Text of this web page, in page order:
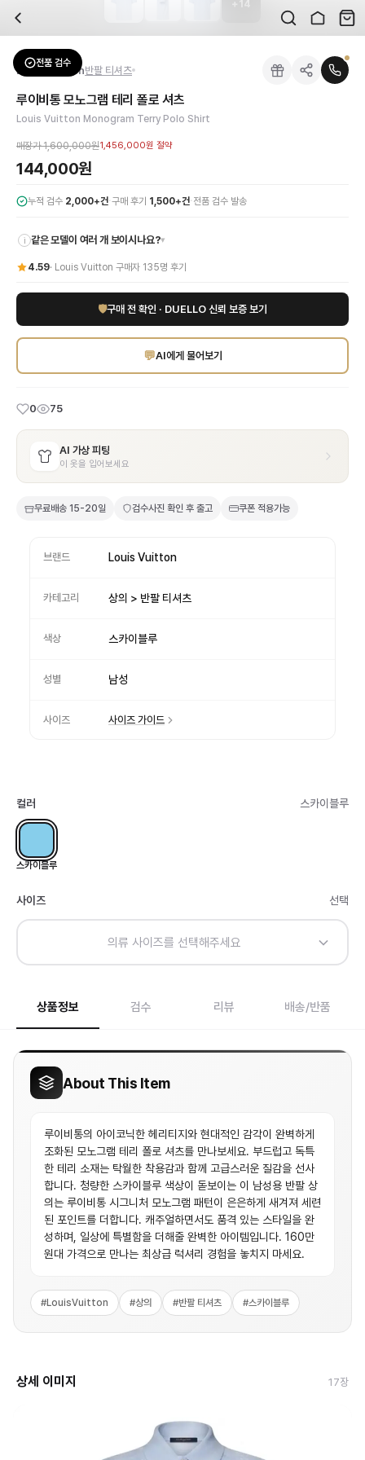
배송은 얼마나 걸리나요?
검수는 어떻게 진행되나요? 검수 사진을 받을 수 있나요?
전문 스태프가 실물 상품을 직접 확인한 후 검수 사진을 제공합니다. 가죽 재질,
교환이나 반품이 가능한가요?
수령 후 7일 이내 신청하시면 상품 하자, 사이즈 불일치, 고객 변심 모두 교환·반
쿠폰과 적립금을 함께 사용할 수 있나요?
네, 쿠폰과 적립금을 결제 시 함께 사용하실 수 있습니다. 적립금은 1,000원 이상
사이즈는 어떻게 선택하나요?
상품 상세의 사이즈 정보를 참고해 선택하시고, 사이즈 선택이 어려우시면 카카오
브랜드:
성별:남성
색상:스카이블루
가격:144,000원
루이비통의 아이코닉한 헤리티지와 현대적인 감각이 완벽하게 조화된 모노그램
루이비통 모노그램 테리 폴로 셔츠
14
전품 검수
Louis Vuitton반팔 티셔츠
루이비통 모노그램 테리 폴로 셔츠
Louis Vuitton Monogram Terry Polo Shirt
매장가1,600,000원1,456,000원 절약
144,000원
누적 검수 2,000+건·구매 후기 1,500+건· 전품 검수 발송
i 같은 모델이 여러 개 보이시나요?▾
4.59· Louis Vuitton 구매자 135명 후기
🛡구매 전 확인 · DUELLO 신뢰 보증 보기
💬AI에게 물어보기
0 75
AI 가상 피팅
이 옷을 입어보세요
무료배송 15-20일 검수사진 확인 후 출고 쿠폰 적용가능
브랜드 Louis Vuitton
카테고리 상의 > 반팔 티셔츠
색상 스카이블루
성별 남성
사이즈 사이즈 가이드
컬러 스카이블루
스카이블루
사이즈 선택
의류 사이즈를 선택해주세요
상품정보 검수 리뷰 배송/반품
About This Item
루이비통의 아이코닉한 헤리티지와 현대적인 감각이 완벽하게
조화된 모노그램 테리 폴로 셔츠를 만나보세요. 부드럽고 독특
한 테리 소재는 탁월한 착용감과 함께 고급스러운 질감을 선사
합니다. 청량한 스카이블루 색상이 돋보이는 이 남성용 반팔 상
의는 루이비통 시그니처 모노그램 패턴이 은은하게 새겨져 세련
된 포인트를 더합니다. 캐주얼하면서도 품격 있는 스타일을 완
성하며, 일상에 특별함을 더해줄 완벽한 아이템입니다. 160만
원대 가격으로 만나는 최상급 럭셔리 경험을 놓치지 마세요.
#LouisVuitton #상의 #반팔 티셔츠 #스카이블루
상세 이미지 17장